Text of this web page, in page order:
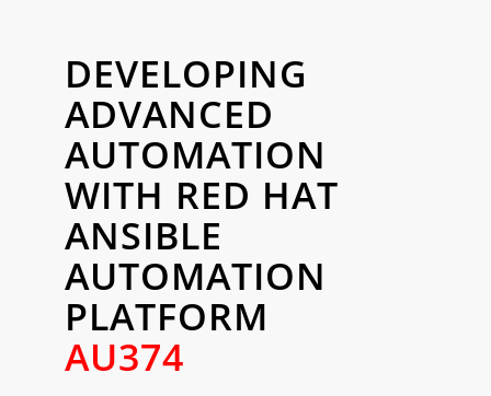
DEVELOPING
ADVANCED
AUTOMATION
WITH RED HAT
ANSIBLE
AUTOMATION
PLATFORM
AU374